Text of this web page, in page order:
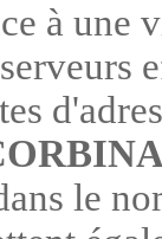
à une
le